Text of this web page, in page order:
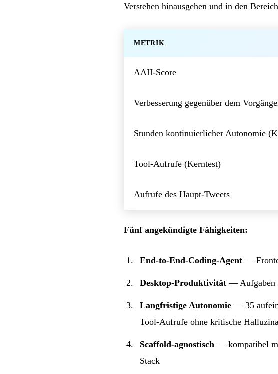
Verstehen hinausgehen und in den
METRIK
AAII-Score
Verbesserung gegenüber dem
Stunden kontinuierlicher Autonomie
Tool-Aufrufe (Kerntest)
Aufrufe des Haupt-Tweets
Fünf angekündigte Fähigkeiten:
End-to-End-Coding-Agent —
Desktop-Produktivität — Aufgaben
Langfristige Autonomie — 35
Tool-Aufrufe ohne kritische
Scaffold-agnostisch — kompatibel
Stack